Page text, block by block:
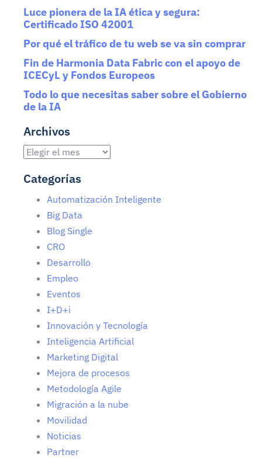
Luce pionera de la IA ética y segura:
Certificado ISO 42001
Por qué el tráfico de tu web se va sin comprar
Fin de Harmonia Data Fabric con el apoyo de
ICECyL y Fondos Europeos
Todo lo que necesitas saber sobre el Gobierno
de la IA
Archivos
Categorías
Automatización Inteligente
Big Data
Blog Single
CRO
Desarrollo
Empleo
Eventos
I+D+i
Innovación y Tecnología
Inteligencia Artificial
Marketing Digital
Mejora de procesos
Metodología Agile
Migración a la nube
Movilidad
Noticias
Partner